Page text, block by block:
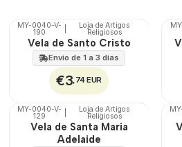
🇵🇹
100%
MY-0040-V-
190
Loja de Artigos
Religiosos
Vela de Santo Cristo
Envio de 1 a 3 dias
€3,74 EUR
🇵🇹
100%
MY-0040-V-
129
Loja de Artigos
Religiosos
Vela de Santa Maria
Adelaide